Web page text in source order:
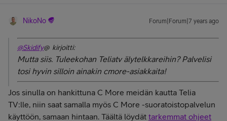
NikoNo Forum|Forum|7 years ago
@Skidify@ kirjoitti:
Mutta siis. Tuleekohan Teliatv älytelkkareihin? Palvelisi
tosi hyvin silloin ainakin cmore-asiakkaita!
Jos sinulla on hankittuna C More meidän kautta Telia
TV:lle, niin saat samalla myös C More -suoratoistopalvelun
käyttöön, samaan hintaan. Täältä löydät tarkemmat ohjeet